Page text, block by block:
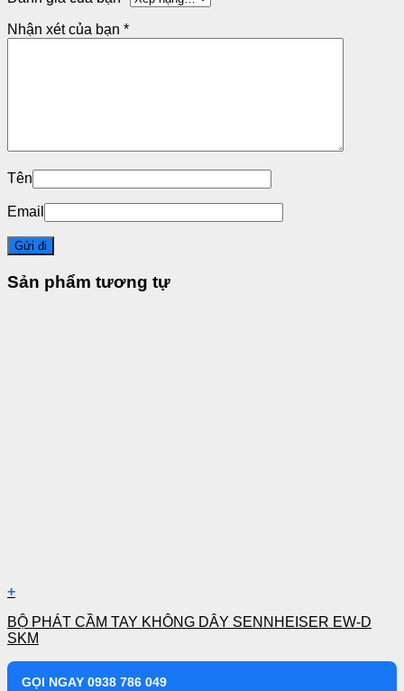
Nhận xét của bạn *
Tên
Email
Sản phẩm tương tự
+
BỘ PHÁT CẦM TAY KHÔNG DÂY SENNHEISER EW-D
SKM
GỌI NGAY 0938 786 049